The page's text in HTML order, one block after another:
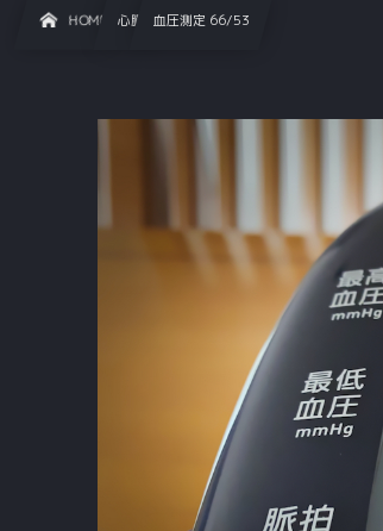
HOME 心臓 血圧測定 66/53